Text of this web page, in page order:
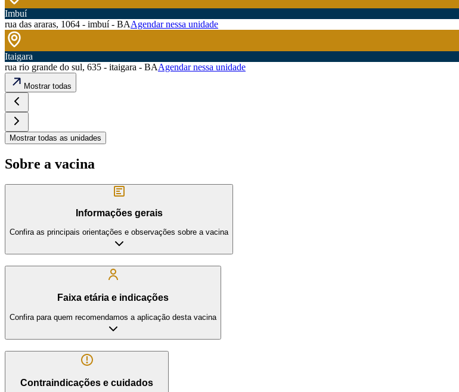
Imbuí
rua das araras, 1064 - imbuí - BAAgendar nessa unidade
Itaigara
rua rio grande do sul, 635 - itaigara - BAAgendar nessa unidade
Mostrar todas
Mostrar todas as unidades
Sobre a vacina
Informações gerais
Confira as principais orientações e observações sobre a vacina
Faixa etária e indicações
Confira para quem recomendamos a aplicação desta vacina
Contraindicações e cuidados